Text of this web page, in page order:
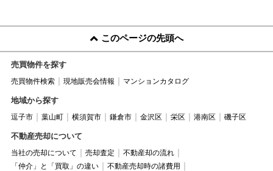
このページの先頭へ
売買物件を探す
売買物件検索 現地販売会情報 マンションカタログ
地域から探す
逗子市 葉山町 横須賀市 鎌倉市 金沢区 栄区 港南区 磯子区
不動産売却について
当社の売却について 売却査定
不動産却の流れ
「仲介」と「買取」の違い
不動産売却時の諸費用